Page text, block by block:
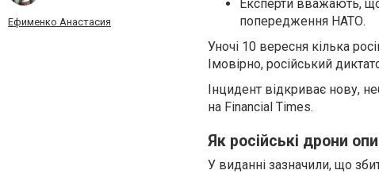
Ефименко Анастасия
Експерти вважають,
попередження НАТО.
Уночі 10 вересня кілька
Імовірно, російський
Інцидент відкриває нову,
на Financial Times.
Як російські дрони
У виданні зазначили, що